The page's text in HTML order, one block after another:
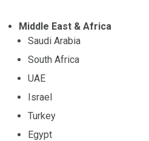
Middle East & Africa
Saudi Arabia
South Africa
UAE
Israel
Turkey
Egypt